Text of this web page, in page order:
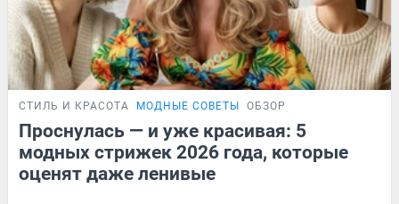
СТИЛЬ И КРАСОТА МОДНЫЕ СОВЕТЫ ОБЗОР
Проснулась — и уже красивая: 5
модных стрижек 2026 года, которые
оценят даже ленивые